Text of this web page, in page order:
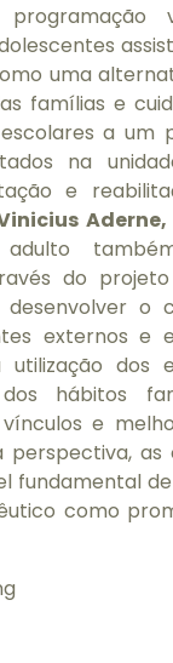
uma
famílias e
a um
na
e
do
o
externos e
dos
hábitos
e
perspectiva, as
fundamental
como